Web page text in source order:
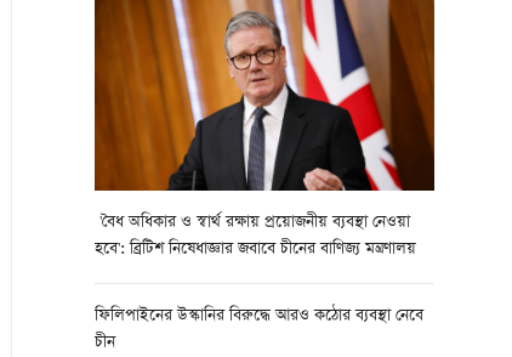
'বৈধ অধিকার ও স্বার্থ রক্ষায় প্রয়োজনীয় ব্যবস্থা নেওয়া
হবে': ব্রিটিশ নিষেধাজ্ঞার জবাবে চীনের বাণিজ্য মন্ত্রণালয়
ফিলিপাইনের উস্কানির বিরুদ্ধে আরও কঠোর ব্যবস্থা নেবে
চীন